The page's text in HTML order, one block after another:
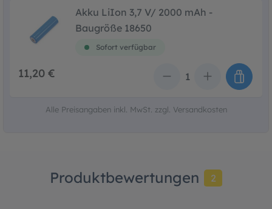
Akku LiIon 3,7 V/ 2000 mAh -
Baugröße 18650
Sofort verfügbar
11,20 €
Alle Preisangaben inkl. MwSt. zzgl. Versandkosten
Produktbewertungen 2